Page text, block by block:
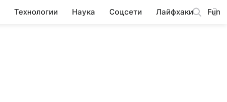
Технологии Наука Соцсети Лайфхаки Fun